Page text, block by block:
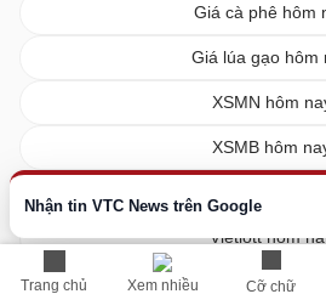
Trang chủ Xem nhiều Cỡ chữ
Nhận tin VTC News trên Google
Giá cà phê hôm
Giá lúa gạo hôm
XSMN hôm
XSMB hôm
Vietlott hôm